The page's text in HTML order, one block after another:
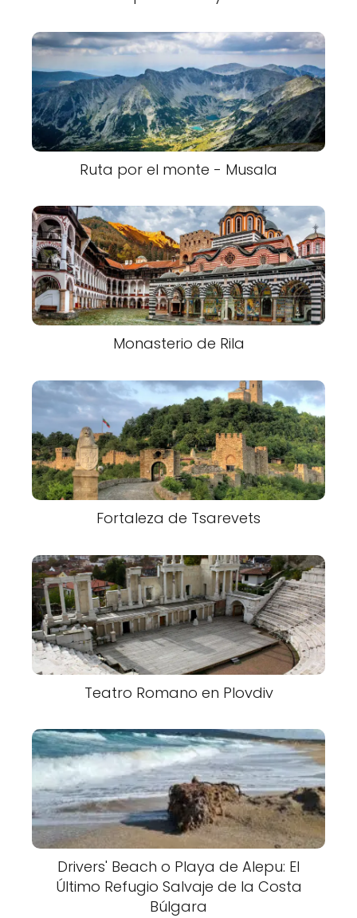
Ruta por el monte - Musala
Monasterio de Rila
Fortaleza de Tsarevets
Teatro Romano en Plovdiv
Drivers' Beach o Playa de Alepu: El
Último Refugio Salvaje de la Costa
Búlgara